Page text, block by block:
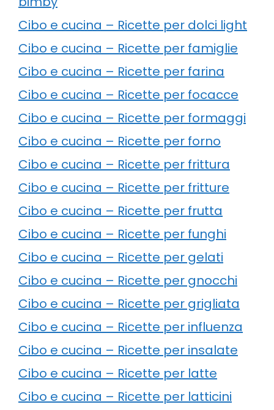
Cibo e cucina – Ricette per dolci light
Cibo e cucina – Ricette per famiglie
Cibo e cucina – Ricette per farina
Cibo e cucina – Ricette per focacce
Cibo e cucina – Ricette per formaggi
Cibo e cucina – Ricette per forno
Cibo e cucina – Ricette per frittura
Cibo e cucina – Ricette per fritture
Cibo e cucina – Ricette per frutta
Cibo e cucina – Ricette per funghi
Cibo e cucina – Ricette per gelati
Cibo e cucina – Ricette per gnocchi
Cibo e cucina – Ricette per grigliata
Cibo e cucina – Ricette per influenza
Cibo e cucina – Ricette per insalate
Cibo e cucina – Ricette per latte
Cibo e cucina – Ricette per latticini